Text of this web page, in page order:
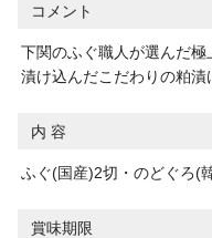
コメント
下関のふぐ職人が選んだ
漬け込んだこだわりの粕漬
内 容
ふぐ(国産)2切・のどぐろ(
賞味期限